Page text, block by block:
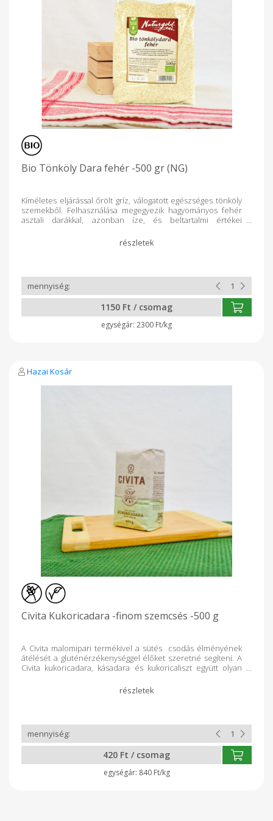
Bio Tönköly Dara fehér -500 gr (NG)
Kíméletes eljárással őrölt gríz, válogatott egészséges tönköly
szemekből. Felhasználása megegyezik hagyományos fehér
asztali darákkal, azonban íze, és beltartalmi értékei
ajánlott Forgalmazó: Naturgold Hungária Kft. Nettó tömeg: 500
g Gyártó: Naturgold Kft Átlagos tápérték / 100 g Energia : 1446
Fehérje : 14,8 g Só : 0.03 g A termék a nátrium természetes
jelenlétéből adódóan tartalmaz sót Ellenőrizte: Biokontroll
Hungária Nonprofit Kft. HU-ÖKÖ-01
1150 Ft / csomag
2300 Ft/kg
Hazai Kosár
Civita Kukoricadara -finom szemcsés -500 g
A Civita malomipari termékivel a sütés csodás élményének
átélését a gluténérzékenységgel élőket szeretné segíteni. A
Civita kukoricadara, kásadara és kukoricaliszt együtt olyan
szívesen nyúlna. Kiemelkedő rost-tartalmuknak
köszönhetően a teljes értékű táplálkozás alapjai.
Felhasználási javaslat: sütemények, desszertek készítéséhez
köretként vagy önálló fogás alapjaként salátákhoz
Kiszerelés: 500 g Tápanyagok: 100 g termékben: Energia: 320
kcal/1355kJ Zsír: 1,1g, Telített zsírsav: 0,2 g, Szénhidrát: 67,6 g -
cukor: 0,4 g, rost: 6,6 g, Fehérje: 6,3 g, Só
420 Ft / csomag
840 Ft/kg